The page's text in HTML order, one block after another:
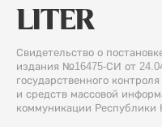
Свидетельство о
издания №16475-СИ от
государственного
и средств массовой
коммуникации Республики